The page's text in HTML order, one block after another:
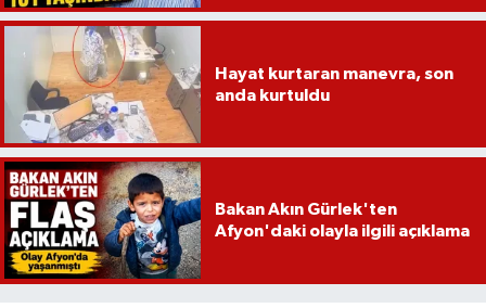
Hayat kurtaran manevra, son
anda kurtuldu
Bakan Akın Gürlek'ten
Afyon'daki olayla ilgili açıklama